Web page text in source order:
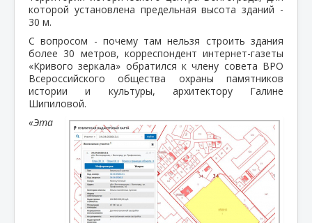
которой установлена предельная высота зданий -
30 м.
С вопросом - почему там нельзя строить здания
более 30 метров, корреспондент интернет-газеты
«Кривого зеркала» обратился к члену совета ВРО
Всероссийского общества охраны памятников
истории и культуры, архитектору Галине
Шипиловой.
«Эта